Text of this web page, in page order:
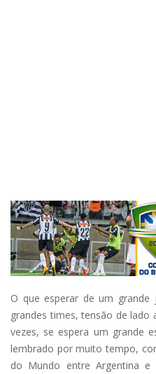
O que esperar de um grande
grandes times, tensão de lado
vezes, se espera um grande
lembrado por muito tempo,
do Mundo entre Argentina